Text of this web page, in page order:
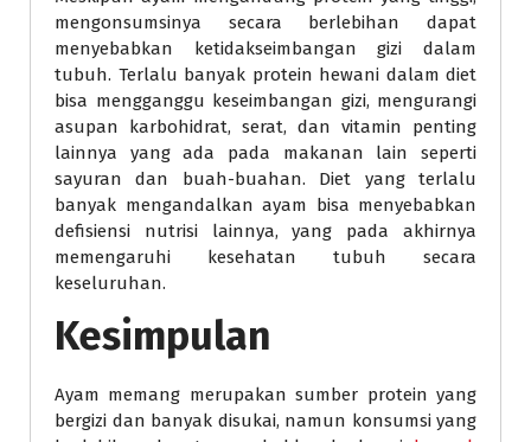
mengonsumsinya secara berlebihan dapat
menyebabkan ketidakseimbangan gizi dalam
tubuh. Terlalu banyak protein hewani dalam diet
bisa mengganggu keseimbangan gizi, mengurangi
asupan karbohidrat, serat, dan vitamin penting
lainnya yang ada pada makanan lain seperti
sayuran dan buah-buahan. Diet yang terlalu
banyak mengandalkan ayam bisa menyebabkan
defisiensi nutrisi lainnya, yang pada akhirnya
memengaruhi kesehatan tubuh secara
keseluruhan.
Kesimpulan
Ayam memang merupakan sumber protein yang
bergizi dan banyak disukai, namun konsumsi yang